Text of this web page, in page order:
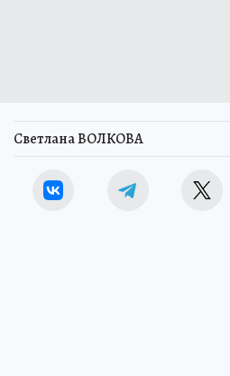
Светлана ВОЛКОВА